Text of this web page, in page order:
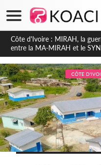
Côte d'Ivoire :
environnement
CÔTE